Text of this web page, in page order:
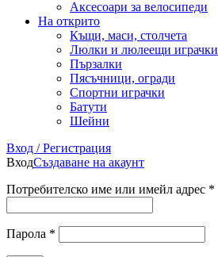
Аксесоари за велосипеди
На открито
Къщи, маси, столчета
Люлки и люлеещи играчки
Пързалки
Пясъчници, огради
Спортни играчки
Батути
Шейни
Вход / Регистрация
ВходСъздаване на акаунт
Потребителско име или имейл адрес *
Парола *